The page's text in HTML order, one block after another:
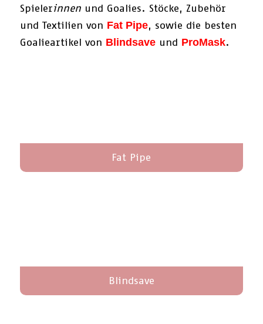
Spielerinnenund Goalies. Stöcke, Zubehör
und Textilien von Fat Pipe, sowie die besten
Goalieartikel von Blindsaveund ProMask.
Fat Pipe
Blindsave